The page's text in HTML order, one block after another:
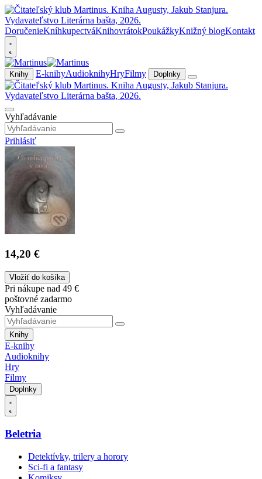
DoručenieKníhkupectváKnihovrátokPoukážkyKnižný blogKontakt
Knihy E-knihyAudioknihyHryFilmy Doplnky
Vyhľadávanie
Prihlásiť
14,20 €
Vložiť do košíka
Pri nákupe nad 49 €
poštovné zadarmo
Vyhľadávanie
Knihy
E-knihy
Audioknihy
Hry
Filmy
Doplnky
Beletria
Detektívky, trilery a horory
Sci-fi a fantasy